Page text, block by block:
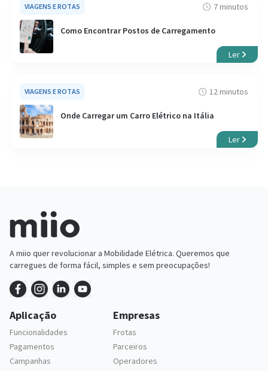
VIAGENS E ROTAS 7 minutos
Como Encontrar Postos de Carregamento
Ler
VIAGENS E ROTAS 12 minutos
Onde Carregar um Carro Elétrico na Itália
Ler
A miio quer revolucionar a Mobilidade Elétrica. Queremos que
carregues de forma fácil, simples e sem preocupações!
Aplicação
Funcionalidades
Pagamentos
Campanhas
Empresas
Frotas
Parceiros
Operadores